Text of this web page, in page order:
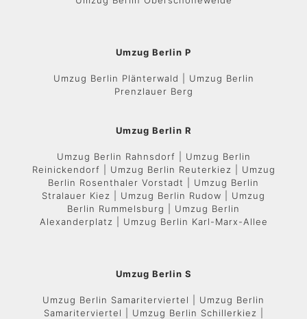
Umzug Berlin P
Umzug Berlin Plänterwald | Umzug Berlin
Prenzlauer Berg
Umzug Berlin R
Umzug Berlin Rahnsdorf | Umzug Berlin
Reinickendorf | Umzug Berlin Reuterkiez | Umzug
Berlin Rosenthaler Vorstadt | Umzug Berlin
Stralauer Kiez | Umzug Berlin Rudow | Umzug
Berlin Rummelsburg | Umzug Berlin
Alexanderplatz | Umzug Berlin Karl-Marx-Allee
Umzug Berlin S
Umzug Berlin Samariterviertel | Umzug Berlin
Samariterviertel | Umzug Berlin Schillerkiez |